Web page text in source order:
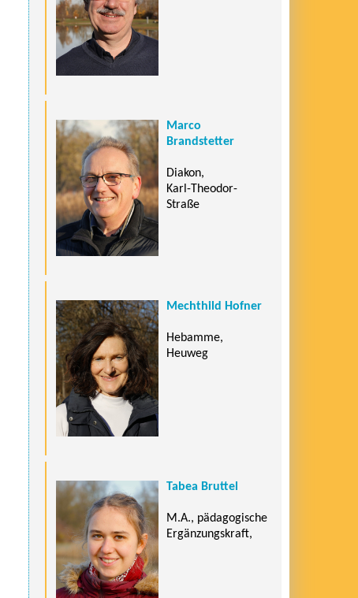
Marco
Brandstetter
Diakon,
Karl-Theodor-
Straße
Mechthild Hofner
Hebamme,
Heuweg
Tabea Bruttel
M.A., pädagogische
Ergänzungskraft,